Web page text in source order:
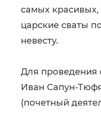
самых красивых,
царские сваты
невесту.
Для проведения
Иван Сапун-
(почетный